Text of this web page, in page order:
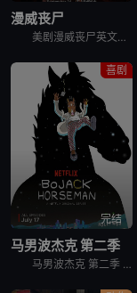
漫威丧尸
美剧漫威丧尸英文名为Marvel Zombies，讲述的是：丧尸病毒漫延，血腥与混乱笼罩。 &nbsp; &nbsp; &nbsp; &nbsp; &nbsp; &nbsp; &nbsp; &nb
喜剧
完结
马男波杰克 第二季
马男波杰克 第二季 BoJack Horseman Season 2的世界设定是普通人类和拟人化的动物共同生活在一起，除了外形，这些动物跟人类没什么不同。马男波杰克（威尔·阿奈特 Will Arn